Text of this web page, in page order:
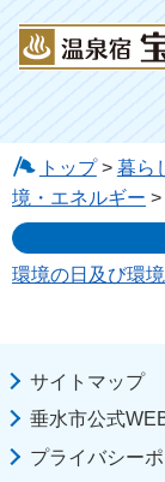
トップ> 暮ら
境・エネルギー >
環境の日及び環
サイトマップ
垂水市公式
プライバシー